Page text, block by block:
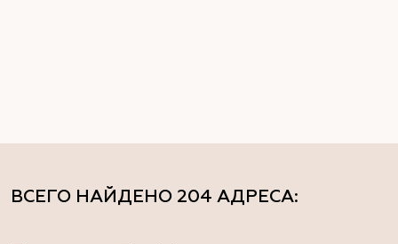
ВСЕГО НАЙДЕНО 204 АДРЕСА: